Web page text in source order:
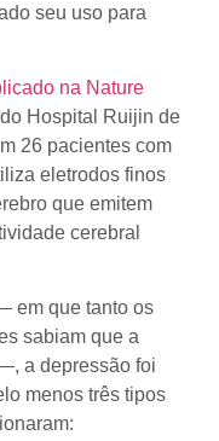
seu uso para
na Nature
Hospital Ruijin de
26 pacientes com
eletrodos finos
que emitem
cerebral
em que tanto os
sabiam que a
a depressão foi
menos três tipos